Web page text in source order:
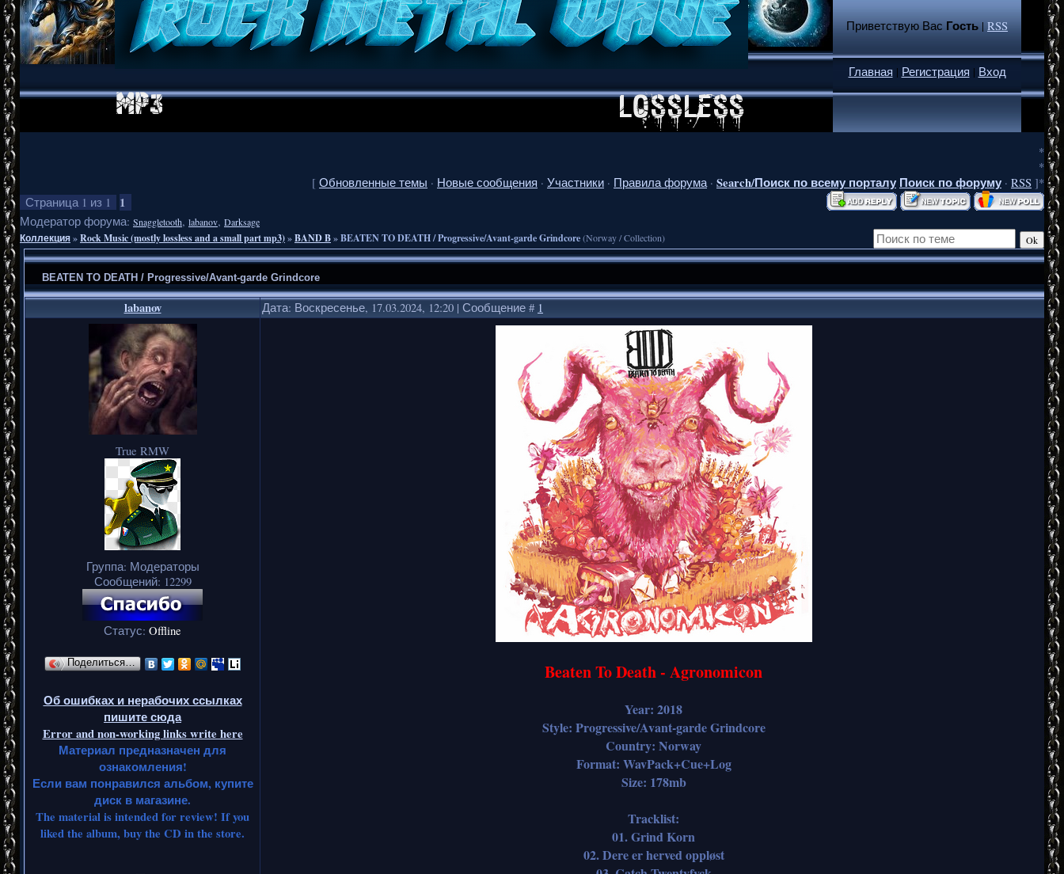
Приветствую Вас Гость|RSS
Главная | Регистрация | Вход
*
*
[ Обновленные темы · Новые сообщения · Участники · Правила форума · Search/Поиск по всему порталу Поиск по форуму · RSS ]*
Страница 1 из 1 1
Модератор форума: Snaggletooth, labanov, Darksage
Коллекция»Rock Music (mostly lossless and a small part mp3)»BAND B»BEATEN TO DEATH / Progressive/Avant-garde Grindcore(Norway / Collection)
BEATEN TO DEATH / Progressive/Avant-garde Grindcore
labanov Дата: Воскресенье, 17.03.2024, 12:20 | Сообщение # 1
True RMW
Группа: Модераторы
Сообщений: 12299
Статус: Offline
Поделиться…
Об ошибках и нерабочих ссылках
пишите сюда
Error and non-working links write here
Материал предназначен для
ознакомления!
Если вам понравился альбом, купите
диск в магазине.
The material is intended for review! If you
liked the album, buy the CD in the store.
Beaten To Death - Agronomicon
Year: 2018
Style: Progressive/Avant-garde Grindcore
Country: Norway
Format: WavPack+Cue+Log
Size: 178mb
Tracklist:
01. Grind Korn
02. Dere er herved oppløst